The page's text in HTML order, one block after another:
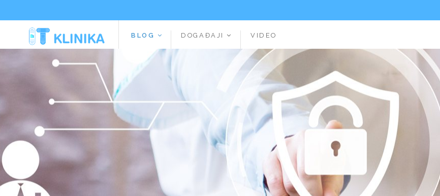
Additionally, paste this code immediately after the opening tag:
BLOG DOGAĐAJI VIDEO